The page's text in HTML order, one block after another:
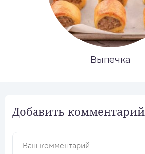
Выпечка
Добавить комментарий